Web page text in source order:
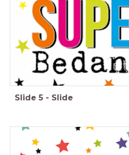
Slide 5 - Slide